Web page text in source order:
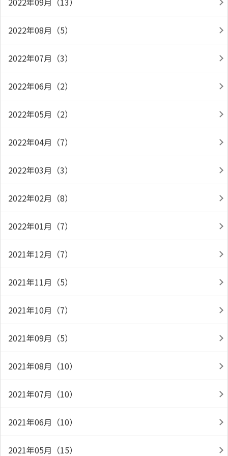
2022年08月（5）
2022年07月（3）
2022年06月（2）
2022年05月（2）
2022年04月（7）
2022年03月（3）
2022年02月（8）
2022年01月（7）
2021年12月（7）
2021年11月（5）
2021年10月（7）
2021年09月（5）
2021年08月（10）
2021年07月（10）
2021年06月（10）
2021年05月（15）